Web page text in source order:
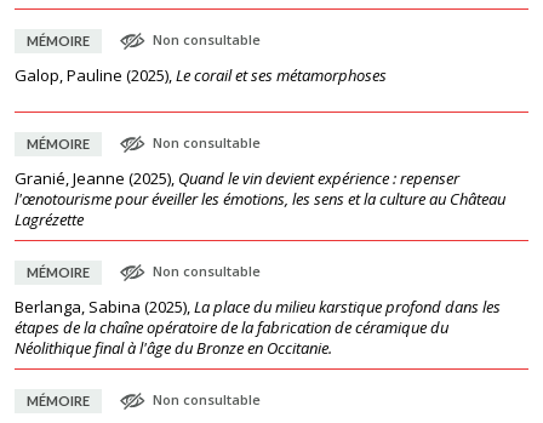
MÉMOIRE Non consultable
Galop, Pauline (2025),Le corail et ses métamorphoses
MÉMOIRE Non consultable
Granié, Jeanne (2025), Quand le vin devient expérience : repenser
l'œnotourisme pour éveiller les émotions, les sens et la culture au Château
Lagrézette
MÉMOIRE Non consultable
Berlanga, Sabina (2025),La place du milieu karstique profond dans les
étapes de la chaîne opératoire de la fabrication de céramique du
Néolithique final à l'âge du Bronze en Occitanie.
MÉMOIRE Non consultable